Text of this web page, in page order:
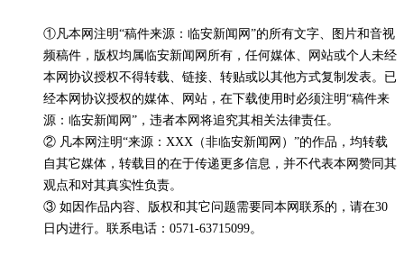
①凡本网注明“稿件来源：临安新闻网”的所有文字、图片和音视
频稿件，版权均属临安新闻网所有，任何媒体、网站或个人未经
本网协议授权不得转载、链接、转贴或以其他方式复制发表。已
经本网协议授权的媒体、网站，在下载使用时必须注明“稿件来
源：临安新闻网”，违者本网将追究其相关法律责任。
② 凡本网注明“来源：XXX（非临安新闻网）”的作品，均转载
自其它媒体，转载目的在于传递更多信息，并不代表本网赞同其
观点和对其真实性负责。
③ 如因作品内容、版权和其它问题需要同本网联系的，请在30
日内进行。联系电话：0571-63715099。